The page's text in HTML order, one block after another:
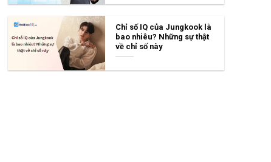
Chỉ số IQ của Jungkook là
bao nhiêu? Những sự thật
về chỉ số này